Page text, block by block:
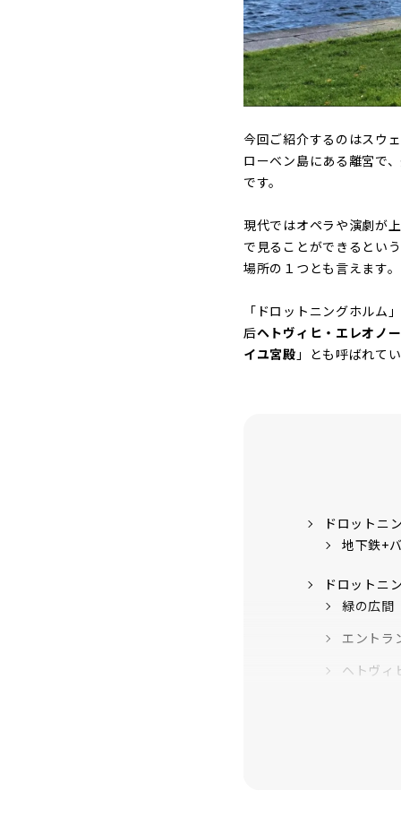
今回ご紹介するのはスウ
ローベン島にある離宮で
です。
現代ではオペラや演劇が
で見ることができるとい
場所の１つとも言えます。
「ドロットニングホルム
后ヘトヴィヒ・エレオノ
イユ宮殿 」とも呼ばれて
ドロットニ
地下鉄+
ドロットニ
緑の広間
エントラ
ヘトヴィ